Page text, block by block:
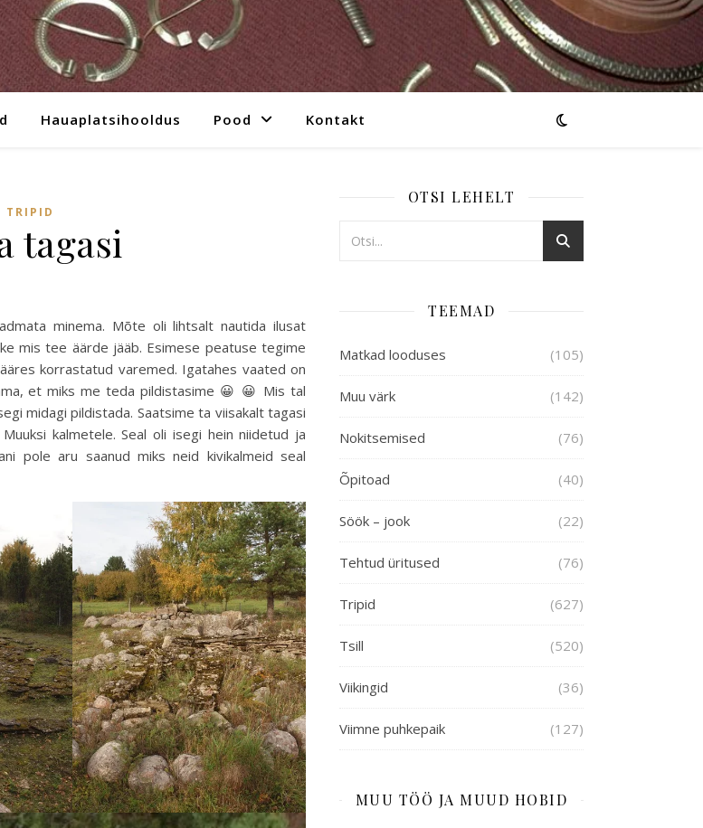
Hauaplatsihooldus Pood Kontakt
TRIPID
tagasi
minema. Mõte oli lihtsalt nautida ilusat
mis tee äärde jääb. Esimese peatuse tegime
korrastatud varemed. Igatahes vaated on
et miks me teda pildistasime 😀 😀 Mis tal
midagi pildistada. Saatsime ta viisakalt tagasi
kalmetele. Seal oli isegi hein niidetud ja
pole aru saanud miks neid kivikalmeid seal
OTSI LEHELT
TEEMAD
Matkad looduses (105)
Muu värk (142)
Nokitsemised (76)
Õpitoad (40)
Söök – jook (22)
Tehtud üritused (76)
Tripid (627)
Tsill (520)
Viikingid (36)
Viimne puhkepaik (127)
MUU TÖÖ JA MUUD HOBID